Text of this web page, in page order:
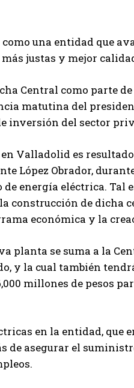
una entidad que
justas y mejor
Central como parte
matutina del
inversión del sector
Valladolid es
López Obrador,
energía eléctrica. Tal
construcción de dicha
económica y la
planta se suma a la
y la cual también
millones de pesos
en la entidad, que
de asegurar el